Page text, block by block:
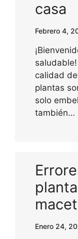
casa
Febrero 4,
calidad
plantas
solo
también…
Enero 24,